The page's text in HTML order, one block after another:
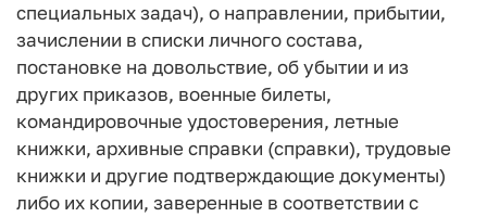
специальных задач), о направлении, прибытии,
зачислении в списки личного состава,
постановке на довольствие, об убытии и из
других приказов, военные билеты,
командировочные удостоверения, летные
книжки, архивные справки (справки), трудовые
книжки и другие подтверждающие документы)
либо их копии, заверенные в соответствии с